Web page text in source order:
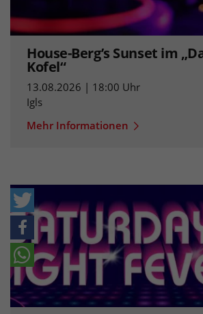
House-Berg’s Sunset im
Kofel“
13.08.2026 | 18:00 Uhr
Igls
Mehr Informationen